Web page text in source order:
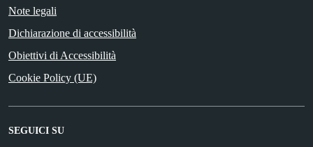
Note legali
Dichiarazione di accessibilità
Obiettivi di Accessibilità
Cookie Policy (UE)
SEGUICI SU